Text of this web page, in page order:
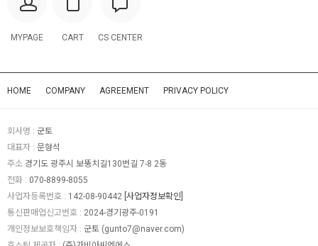
MYPAGE CART CS CENTER
HOME COMPANY AGREEMENT PRIVACY POLICY
회사명 : 군토
대표자 : 문형석
주소 경기도 광주시 보뚱치길130번길 7-8 2동
전화 : 070-8899-8055
사업자등록번호 : 142-08-90442 [사업자정보확인]
통신판매업신고번호 : 2024-경기광주-0191
개인정보보호책임자 : 군토 (gunto7@naver.com)